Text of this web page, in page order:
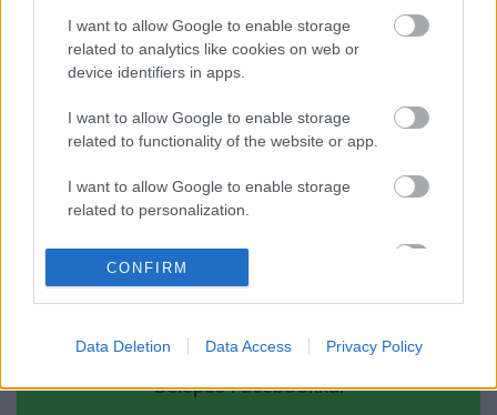
I want to allow Google to enable storage
related to analytics like cookies on web or
device identifiers in apps.
I want to allow Google to enable storage
related to functionality of the website or app.
I want to allow Google to enable storage
related to personalization.
I want to allow Google to enable storage
related to security, including authentication
functionality and fraud prevention, and other
CONFIRM
Data Deletion Data Access Privacy Policy
Szólj hozzá!